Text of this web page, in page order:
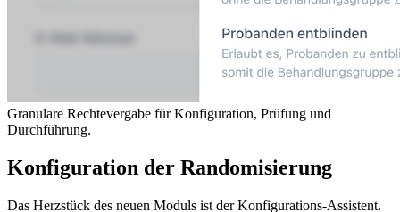
Granulare Rechtevergabe für Konfiguration, Prüfung und
Durchführung.
Konfiguration der Randomisierung
Das Herzstück des neuen Moduls ist der Konfigurations-Assistent.